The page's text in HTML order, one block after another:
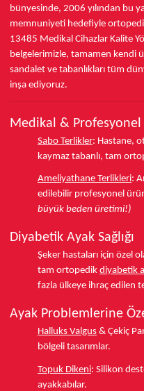
bünyesinde, 2006 yılından bu
memnuniyeti hedefiyle
13485 Medikal Cihazlar Kalite
belgelerimizle, tamamen kendi
sandalet ve tabanlıkları tüm
inşa ediyoruz.
Medikal &
Sabo Terlikler: Hastane,
kaymaz tabanlı, tam
Ameliyathane Terlikleri:
edilebilir profesyonel
büyük beden üretimi!)
Diyabetik Ayak Sağlığı
Şeker hastaları için özel
tam ortopedik diyabetik
fazla ülkeye ihraç edilen
Ayak Problemlerine
Halluks Valgus & Çekiç
bölgeli tasarımlar.
Topuk Dikeni: Silikon
ayakkabılar.